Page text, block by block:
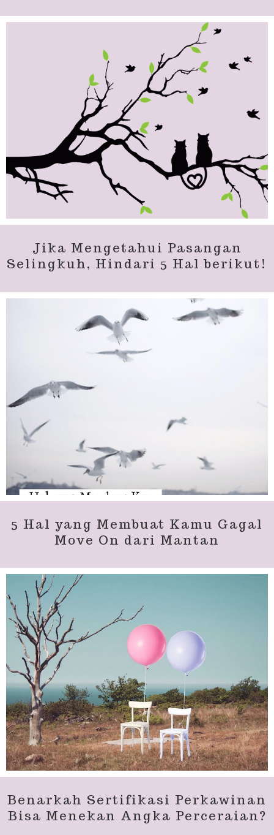
Jika Mengetahui Pasangan
Selingkuh, Hindari 5 Hal berikut!
5 Hal yang Membuat Kamu Gagal
Move On dari Mantan
Benarkah Sertifikasi Perkawinan
Bisa Menekan Angka Perceraian?